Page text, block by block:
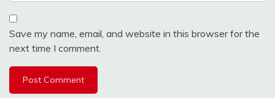
Save my name, email, and website in this browser for the
next time I comment.